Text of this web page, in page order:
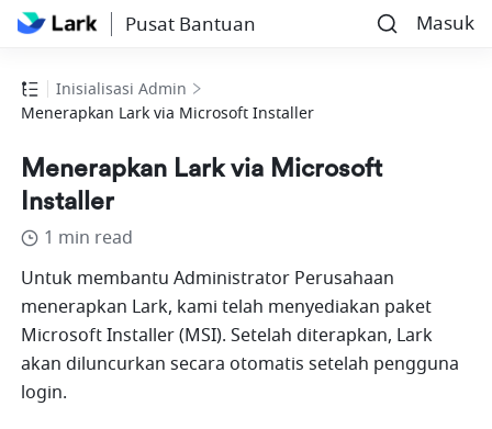
Pusat Bantuan Masuk
Inisialisasi Admin
Menerapkan Lark via Microsoft Installer
Menerapkan Lark via Microsoft
Installer
1 min read
Untuk membantu Administrator Perusahaan
menerapkan Lark, kami telah menyediakan paket
Microsoft Installer (MSI). Setelah diterapkan, Lark
akan diluncurkan secara otomatis setelah pengguna
login.